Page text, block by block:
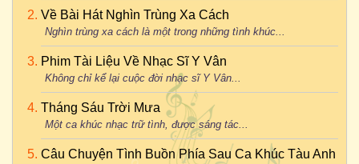
Về Bài Hát Nghìn Trùng Xa Cách
Nghìn trùng xa cách là một trong những tình khúc...
Phim Tài Liệu Về Nhạc Sĩ Y Vân
Không chỉ kể lại cuộc đời nhạc sĩ Y Vân...
Tháng Sáu Trời Mưa
Một ca khúc nhạc trữ tình, được sáng tác...
Câu Chuyện Tình Buồn Phía Sau Ca Khúc Tàu Anh